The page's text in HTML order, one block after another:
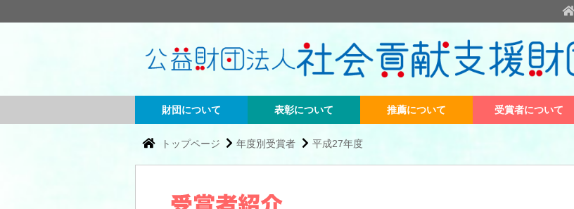
財団について 表彰について 推薦について 受賞者について
トップページ 年度別受賞者 平成27年度